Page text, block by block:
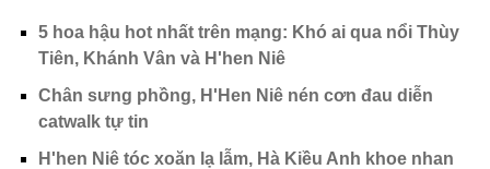
5 hoa hậu hot nhất trên mạng: Khó ai qua nổi Thùy
Tiên, Khánh Vân và H'hen Niê
Chân sưng phồng, H'Hen Niê nén cơn đau diễn
catwalk tự tin
H'hen Niê tóc xoăn lạ lẫm, Hà Kiều Anh khoe nhan